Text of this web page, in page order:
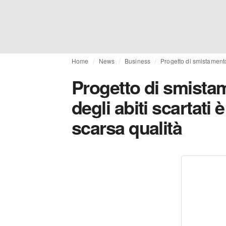
Home News Business Progetto di
Progetto di
degli abiti scartati
scarsa qualità